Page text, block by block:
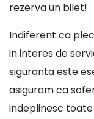
rezerva un bilet!
Indiferent ca
in interes de
siguranta este
asiguram ca
indeplinesc